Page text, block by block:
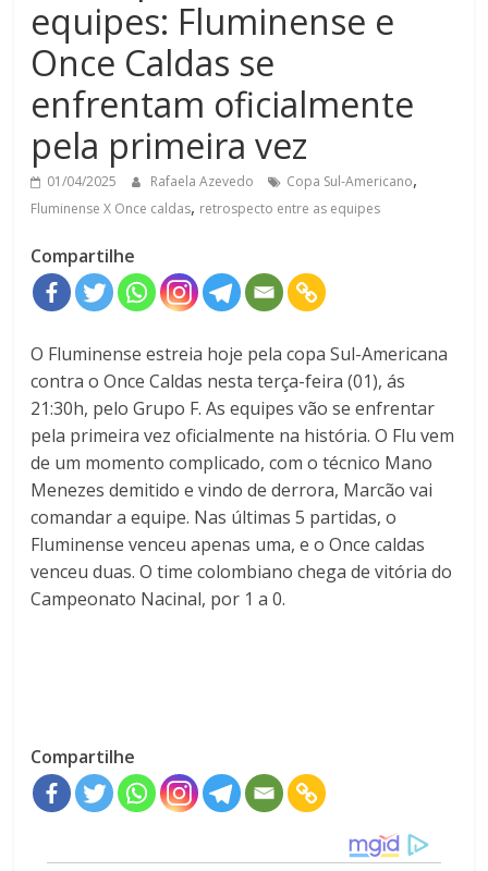
equipes: Fluminense e
Once Caldas se
enfrentam oficialmente
pela primeira vez
01/04/2025 Rafaela Azevedo Copa Sul-Americano,
Fluminense X Once caldas, retrospecto entre as equipes
Compartilhe
O Fluminense estreia hoje pela copa Sul-Americana
contra o Once Caldas nesta terça-feira (01), ás
21:30h, pelo Grupo F. As equipes vão se enfrentar
pela primeira vez oficialmente na história. O Flu vem
de um momento complicado, com o técnico Mano
Menezes demitido e vindo de derrora, Marcão vai
comandar a equipe. Nas últimas 5 partidas, o
Fluminense venceu apenas uma, e o Once caldas
venceu duas. O time colombiano chega de vitória do
Campeonato Nacinal, por 1 a 0.
Compartilhe